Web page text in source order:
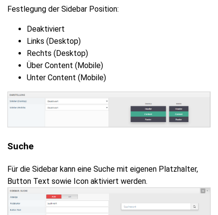
Festlegung der Sidebar Position:
Deaktiviert
Links (Desktop)
Rechts (Desktop)
Über Content (Mobile)
Unter Content (Mobile)
Suche
Für die Sidebar kann eine Suche mit eigenen Platzhalter,
Button Text sowie Icon aktiviert werden.